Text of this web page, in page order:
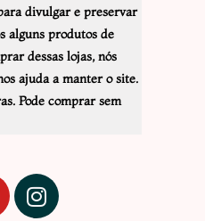
divulgar e preservar
alguns produtos de
dessas lojas, nós
ajuda a manter o site.
Pode comprar sem
I
n